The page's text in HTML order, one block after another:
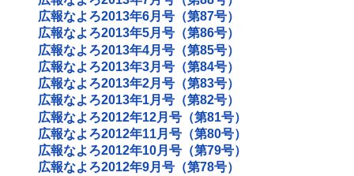
広報なよろ2013年6月号（第87号）
広報なよろ2013年5月号（第86号）
広報なよろ2013年4月号（第85号）
広報なよろ2013年3月号（第84号）
広報なよろ2013年2月号（第83号）
広報なよろ2013年1月号（第82号）
広報なよろ2012年12月号（第81号）
広報なよろ2012年11月号（第80号）
広報なよろ2012年10月号（第79号）
広報なよろ2012年9月号（第78号）